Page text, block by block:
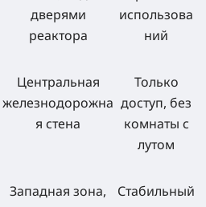
дверями
реактора
использова
ний
Центральная
железнодорожна
я стена
Только
доступ, без
комнаты с
лутом
Западная зона,
Стабильный